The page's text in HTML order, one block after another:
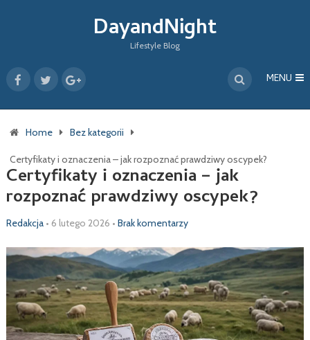
DayandNight
Lifestyle Blog
MENU
Home Bez kategorii
Certyfikaty i oznaczenia – jak rozpoznać prawdziwy oscypek?
Certyfikaty i oznaczenia – jak
rozpoznać prawdziwy oscypek?
Redakcja • 6 lutego 2026 • Brak komentarzy